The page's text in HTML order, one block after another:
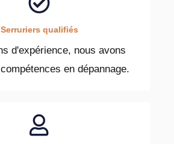
Serruriers qualifiés
d'expérience, nous avons
en dépannage.